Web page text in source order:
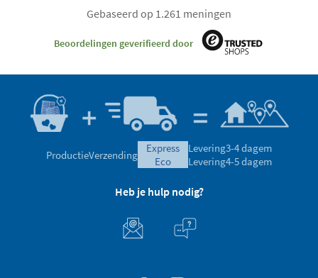
Gebaseerd op 1.261 meningen
Beoordelingen geverifieerd door
ProductieVerzending
express
eco
Levering3-4 dagem
Levering4-5 dagem
Heb je hulp nodig?